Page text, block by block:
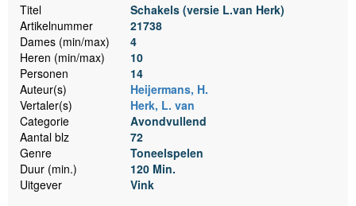
Titel
Schakels (versie L.van Herk)
Artikelnummer
21738
Dames (min/max)
4
Heren (min/max)
10
Personen
14
Auteur(s)
Heijermans, H.
Vertaler(s)
Herk, L. van
Categorie
Avondvullend
Aantal blz
72
Genre
Toneelspelen
Duur (min.)
120 Min.
Uitgever
Vink